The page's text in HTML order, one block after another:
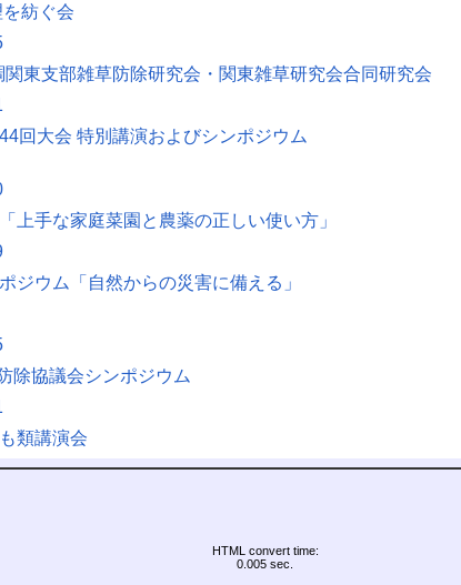
紡ぐ会
東支部雑草防除研究会・関東雑草研究会合同研究会
回大会 特別講演およびシンポジウム
上手な家庭菜園と農薬の正しい使い方」
ジウム「自然からの災害に備える」
除協議会シンポジウム
類講演会
HTML convert time:
0.005 sec.